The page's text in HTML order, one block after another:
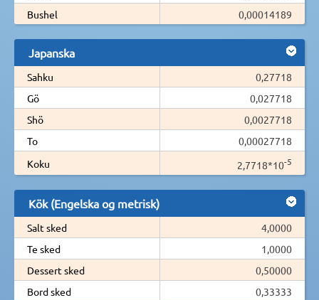
Bushel
0,00014189
Japanska
Sahku
0,27718
Gö
0,027718
Shö
0,0027718
To
0,00027718
Koku
2,7718*10-5
Kök (Engelska og metrisk)
Salt sked
4,0000
Te sked
1,0000
Dessert sked
0,50000
Bord sked
0,33333